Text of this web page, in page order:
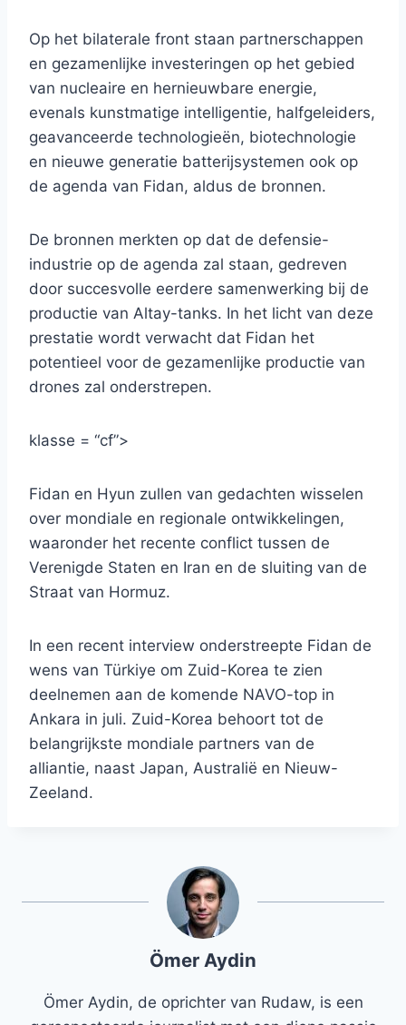
Op het bilaterale front staan ​​partnerschappen
en gezamenlijke investeringen op het gebied
van nucleaire en hernieuwbare energie,
evenals kunstmatige intelligentie, halfgeleiders,
geavanceerde technologieën, biotechnologie
en nieuwe generatie batterijsystemen ook op
de agenda van Fidan, aldus de bronnen.
De bronnen merkten op dat de defensie-
industrie op de agenda zal staan, gedreven
door succesvolle eerdere samenwerking bij de
productie van Altay-tanks. In het licht van deze
prestatie wordt verwacht dat Fidan het
potentieel voor de gezamenlijke productie van
drones zal onderstrepen.
klasse = “cf”>
Fidan en Hyun zullen van gedachten wisselen
over mondiale en regionale ontwikkelingen,
waaronder het recente conflict tussen de
Verenigde Staten en Iran en de sluiting van de
Straat van Hormuz.
In een recent interview onderstreepte Fidan de
wens van Türkiye om Zuid-Korea te zien
deelnemen aan de komende NAVO-top in
Ankara in juli. Zuid-Korea behoort tot de
belangrijkste mondiale partners van de
alliantie, naast Japan, Australië en Nieuw-
Zeeland.
Ömer Aydin
Ömer Aydin, de oprichter van Rudaw, is een